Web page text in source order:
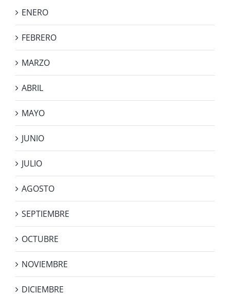
ENERO
FEBRERO
MARZO
ABRIL
MAYO
JUNIO
JULIO
AGOSTO
SEPTIEMBRE
OCTUBRE
NOVIEMBRE
DICIEMBRE